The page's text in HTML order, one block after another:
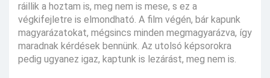
ráillik a hoztam is, meg nem is mese, s ez a
végkifejletre is elmondható. A film végén, bár kapunk
magyarázatokat, mégsincs minden megmagyarázva, így
maradnak kérdések bennünk. Az utolsó képsorokra
pedig ugyanez igaz, kaptunk is lezárást, meg nem is.